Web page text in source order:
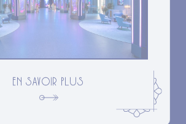
EN SAVOIR PLUS